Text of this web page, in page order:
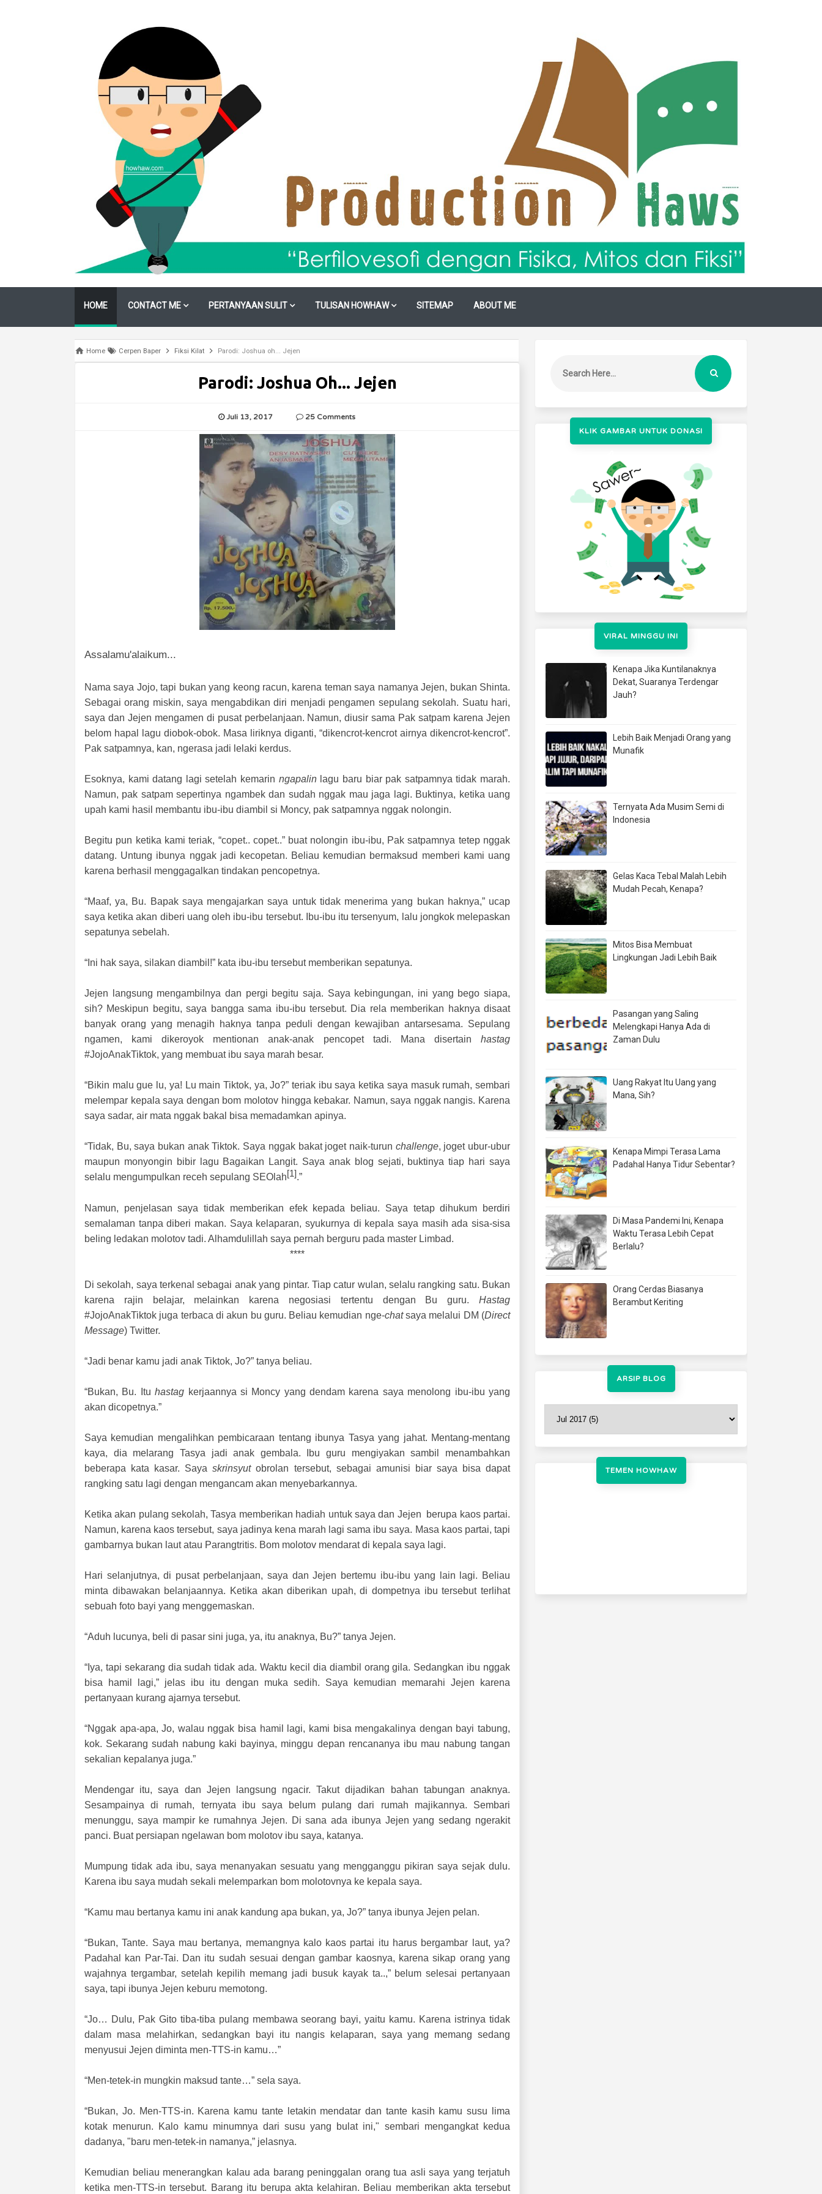
HOME CONTACT ME PERTANYAAN SULIT TULISAN HOWHAW SITEMAP ABOUT ME
Home Cerpen Baper Fiksi Kilat Parodi: Joshua oh... Jejen
Parodi: Joshua Oh... Jejen
Juli 13, 2017 25 Comments
Assalamu'alaikum...
Nama saya Jojo, tapi bukan yang keong racun, karena teman saya namanya Jejen, bukan Shinta.
Sebagai orang miskin, saya mengabdikan diri menjadi pengamen sepulang sekolah. Suatu hari,
saya dan Jejen mengamen di pusat perbelanjaan. Namun, diusir sama Pak satpam karena Jejen
belom hapal lagu diobok-obok. Masa liriknya diganti, “dikencrot-kencrot airnya dikencrot-kencrot”.
Pak satpamnya, kan, ngerasa jadi lelaki kerdus.
Esoknya, kami datang lagi setelah kemarin ngapalinlagu baru biar pak satpamnya tidak marah.
Namun, pak satpam sepertinya ngambek dan sudah nggak mau jaga lagi. Buktinya, ketika uang
upah kami hasil membantu ibu-ibu diambil si Moncy, pak satpamnya nggak nolongin.
Begitu pun ketika kami teriak, “copet.. copet..” buat nolongin ibu-ibu, Pak satpamnya tetep nggak
datang. Untung ibunya nggak jadi kecopetan. Beliau kemudian bermaksud memberi kami uang
karena berhasil menggagalkan tindakan pencopetnya.
“Maaf, ya, Bu. Bapak saya mengajarkan saya untuk tidak menerima yang bukan haknya,” ucap
saya ketika akan diberi uang oleh ibu-ibu tersebut. Ibu-ibu itu tersenyum, lalu jongkok melepaskan
sepatunya sebelah.
“Ini hak saya, silakan diambil!” kata ibu-ibu tersebut memberikan sepatunya.
Jejen langsung mengambilnya dan pergi begitu saja. Saya kebingungan, ini yang bego siapa,
sih? Meskipun begitu, saya bangga sama ibu-ibu tersebut. Dia rela memberikan haknya disaat
banyak orang yang menagih haknya tanpa peduli dengan kewajiban antarsesama. Sepulang
ngamen, kami dikeroyok mentionan anak-anak pencopet tadi. Mana disertain hastag
#JojoAnakTiktok, yang membuat ibu saya marah besar.
“Bikin malu gue lu, ya! Lu main Tiktok, ya, Jo?” teriak ibu saya ketika saya masuk rumah, sembari
melempar kepala saya dengan bom molotov hingga kebakar. Namun, saya nggak nangis. Karena
saya sadar, air mata nggak bakal bisa memadamkan apinya.
“Tidak, Bu, saya bukan anak Tiktok. Saya nggak bakat joget naik-turun challenge, joget ubur-ubur
maupun monyongin bibir lagu Bagaikan Langit. Saya anak blog sejati, buktinya tiap hari saya
selalu mengumpulkan receh sepulang SEOlah[1].”
Namun, penjelasan saya tidak memberikan efek kepada beliau. Saya tetap dihukum berdiri
semalaman tanpa diberi makan. Saya kelaparan, syukurnya di kepala saya masih ada sisa-sisa
beling ledakan molotov tadi. Alhamdulillah saya pernah berguru pada master Limbad.
****
Di sekolah, saya terkenal sebagai anak yang pintar. Tiap catur wulan, selalu rangking satu. Bukan
karena rajin belajar, melainkan karena negosiasi tertentu dengan Bu guru. Hastag
#JojoAnakTiktok juga terbaca di akun bu guru. Beliau kemudian nge-chatsaya melalui DM (Direct
Message) Twitter.
“Jadi benar kamu jadi anak Tiktok, Jo?” tanya beliau.
“Bukan, Bu. Ituhastag kerjaannya si Moncy yang dendam karena saya menolong ibu-ibu yang
akan dicopetnya.”
Saya kemudian mengalihkan pembicaraan tentang ibunya Tasya yang jahat. Mentang-mentang
kaya, dia melarang Tasya jadi anak gembala. Ibu guru mengiyakan sambil menambahkan
beberapa kata kasar. Sayaskrinsyutobrolan tersebut, sebagai amunisi biar saya bisa dapat
rangking satu lagi dengan mengancam akan menyebarkannya.
Ketika akan pulang sekolah, Tasya memberikan hadiah untuk saya dan Jejen berupa kaos partai.
Namun, karena kaos tersebut, saya jadinya kena marah lagi sama ibu saya. Masa kaos partai, tapi
gambarnya bukan laut atau Parangtritis. Bom molotov mendarat di kepala saya lagi.
Hari selanjutnya, di pusat perbelanjaan, saya dan Jejen bertemu ibu-ibu yang lain lagi. Beliau
minta dibawakan belanjaannya. Ketika akan diberikan upah, di dompetnya ibu tersebut terlihat
sebuah foto bayi yang menggemaskan.
“Aduh lucunya, beli di pasar sini juga, ya, itu anaknya, Bu?” tanya Jejen.
“Iya, tapi sekarang dia sudah tidak ada. Waktu kecil dia diambil orang gila. Sedangkan ibu nggak
bisa hamil lagi,” jelas ibu itu dengan muka sedih. Saya kemudian memarahi Jejen karena
pertanyaan kurang ajarnya tersebut.
“Nggak apa-apa, Jo, walau nggak bisa hamil lagi, kami bisa mengakalinya dengan bayi tabung,
kok. Sekarang sudah nabung kaki bayinya, minggu depan rencananya ibu mau nabung tangan
sekalian kepalanya juga.”
Mendengar itu, saya dan Jejen langsung ngacir. Takut dijadikan bahan tabungan anaknya.
Sesampainya di rumah, ternyata ibu saya belum pulang dari rumah majikannya. Sembari
menunggu, saya mampir ke rumahnya Jejen. Di sana ada ibunya Jejen yang sedang ngerakit
panci. Buat persiapan ngelawan bom molotov ibu saya, katanya.
Mumpung tidak ada ibu, saya menanyakan sesuatu yang mengganggu pikiran saya sejak dulu.
Karena ibu saya mudah sekali melemparkan bom molotovnya ke kepala saya.
“Kamu mau bertanya kamu ini anak kandung apa bukan, ya, Jo?” tanya ibunya Jejen pelan.
“Bukan, Tante. Saya mau bertanya, memangnya kalo kaos partai itu harus bergambar laut, ya?
Padahal kan Par-Tai. Dan itu sudah sesuai dengan gambar kaosnya, karena sikap orang yang
wajahnya tergambar, setelah kepilih memang jadi busuk kayak ta..,” belum selesai pertanyaan
saya, tapi ibunya Jejen keburu memotong.
“Jo… Dulu, Pak Gito tiba-tiba pulang membawa seorang bayi, yaitu kamu. Karena istrinya tidak
dalam masa melahirkan, sedangkan bayi itu nangis kelaparan, saya yang memang sedang
menyusui Jejen diminta men-TTS-in kamu…”
“Men-tetek-in mungkin maksud tante…” sela saya.
“Bukan, Jo. Men-TTS-in. Karena kamu tante letakin mendatar dan tante kasih kamu susu lima
kotak menurun. Kalo kamu minumnya dari susu yang bulat ini," sembari mengangkat kedua
dadanya, "baru men-tetek-in namanya,” jelasnya.
Kemudian beliau menerangkan kalau ada barang peninggalan orang tua asli saya yang terjatuh
ketika men-TTS-in tersebut. Barang itu berupa akta kelahiran. Beliau memberikan akta tersebut
KLIK GAMBAR UNTUK DONASI
VIRAL MINGGU INI
Kenapa Jika Kuntilanaknya
Dekat, Suaranya Terdengar
Jauh?
Lebih Baik Menjadi Orang yang
Munafik
Ternyata Ada Musim Semi di
Indonesia
Gelas Kaca Tebal Malah Lebih
Mudah Pecah, Kenapa?
Mitos Bisa Membuat
Lingkungan Jadi Lebih Baik
Pasangan yang Saling
Melengkapi Hanya Ada di
Zaman Dulu
Uang Rakyat Itu Uang yang
Mana, Sih?
Kenapa Mimpi Terasa Lama
Padahal Hanya Tidur Sebentar?
Di Masa Pandemi Ini, Kenapa
Waktu Terasa Lebih Cepat
Berlalu?
Orang Cerdas Biasanya
Berambut Keriting
ARSIP BLOG
TEMEN HOWHAW